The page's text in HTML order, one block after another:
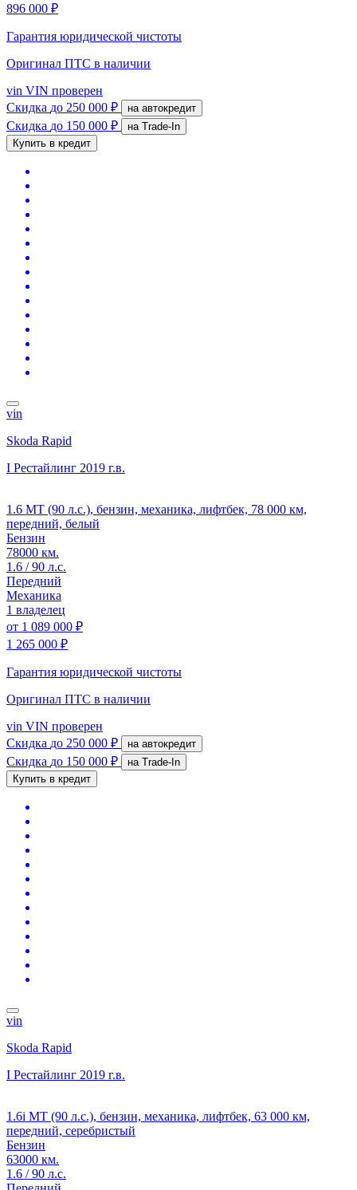
896 000 ₽
Гарантия юридической чистоты
Оригинал ПТС в наличии
vin VIN проверен
Скидка до 250 000 ₽ на автокредит
Скидка до 150 000 ₽
на Trade-In
Купить в кредит
vin
Skoda Rapid
I Рестайлинг 2019 г.в.
1.6 MT (90 л.с.), бензин, механика, лифтбек, 78 000 км,
передний, белый
Бензин
78000 км.
1.6 / 90 л.с.
Передний
Механика
1 владелец
от 1 089 000 ₽
1 265 000 ₽
Гарантия юридической чистоты
Оригинал ПТС в наличии
vin VIN проверен
Скидка до 250 000 ₽ на автокредит
Скидка до 150 000 ₽
на Trade-In
Купить в кредит
vin
Skoda Rapid
I Рестайлинг 2019 г.в.
1.6i MT (90 л.с.), бензин, механика, лифтбек, 63 000 км,
передний, серебристый
Бензин
63000 км.
1.6 / 90 л.с.